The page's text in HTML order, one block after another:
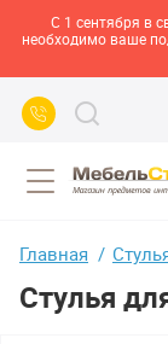
С 1 сентября в
необходимо ваше
Главная
Стулья